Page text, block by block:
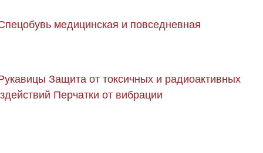
медицинская и повседневная
Защита от токсичных и радиоактивных
Перчатки от вибрации